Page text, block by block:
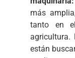
más
tanto en
agricultura.
están